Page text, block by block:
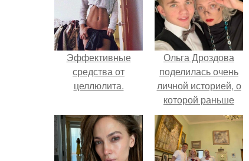
Эффективные
средства от
целлюлита.
Ольга Дроздова
поделилась очень
личной историей, о
которой раньше
почти не говорила.